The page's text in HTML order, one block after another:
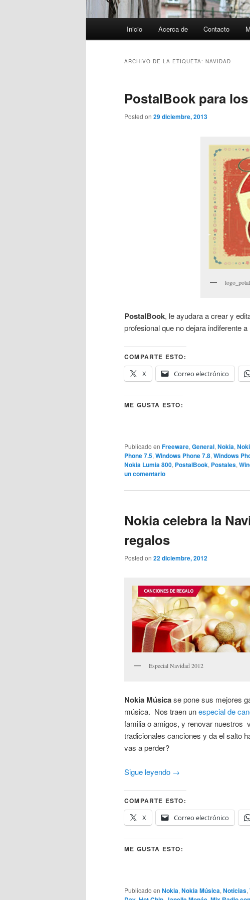
Inicio Acerca de Contacto
ARCHIVO DE LA ETIQUETA: NAVIDAD
PostalBook para
Posted on 29 diciembre, 2013
PostalBook, le ayudara a crear y
profesional que no dejara indiferente a
COMPARTE ESTO:
X
Correo electrónico
ME GUSTA ESTO:
Publicado en Freeware, General, Nokia,
Phone 7.5, Windows Phone 7.8, Windows
Nokia Lumia 800, PostalBook, Postales,
un comentario
Nokia celebra la
regalos
Posted on 22 diciembre, 2012
Especial Navidad 2012
Nokia Músicase pone sus mejores
música. Nos traen unespecial de
familia o amigos, y renovar nuestros
tradicionales canciones y da el salto
vas a perder?
Sigue leyendo →
COMPARTE ESTO:
X
Correo electrónico
ME GUSTA ESTO:
Publicado en Nokia, Nokia Música, Noticias,